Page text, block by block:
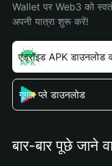
Wallet पर Web3 को
अपनी यात्रा शुरू करें!
एंड्रॉइड APK डाउनलोड
गूगल प्ले डाउनलोड
बार-बार पूछे जाने